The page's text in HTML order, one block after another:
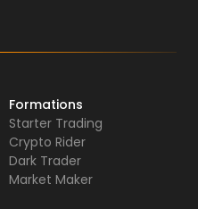
Formations
Starter Trading
Crypto Rider
Dark Trader
Market Maker